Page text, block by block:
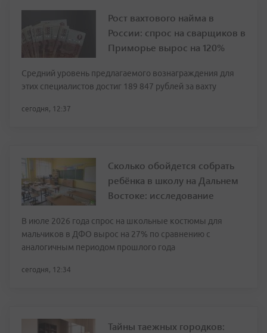
Рост вахтового найма в
России: спрос на сварщиков в
Приморье вырос на 120%
Средний уровень предлагаемого вознаграждения для
этих специалистов достиг 189 847 рублей за вахту
сегодня, 12:37
Сколько обойдется собрать
ребёнка в школу на Дальнем
Востоке: исследование
В июле 2026 года спрос на школьные костюмы для
мальчиков в ДФО вырос на 27% по сравнению с
аналогичным периодом прошлого года
сегодня, 12:34
Тайны таежных городков: